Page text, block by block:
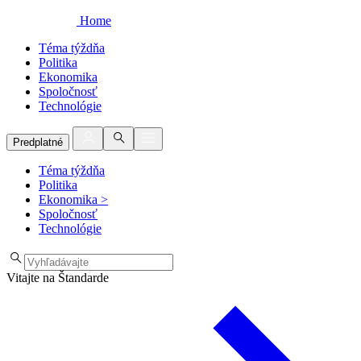
Home
Téma týždňa
Politika
Ekonomika
Spoločnosť
Technológie
Predplatné
Téma týždňa
Politika
Ekonomika >
Spoločnosť
Technológie
Vitajte na Štandarde